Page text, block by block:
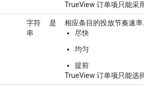
TrueView 订单项只能采用“
字符
串
是
相应条目的投放节奏速率。
尽快
均匀
提前
TrueView 订单项只能选择“